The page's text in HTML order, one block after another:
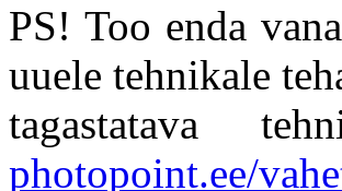
PS! Too enda
uuele tehnikale
tagastatava
photopoint.ee/